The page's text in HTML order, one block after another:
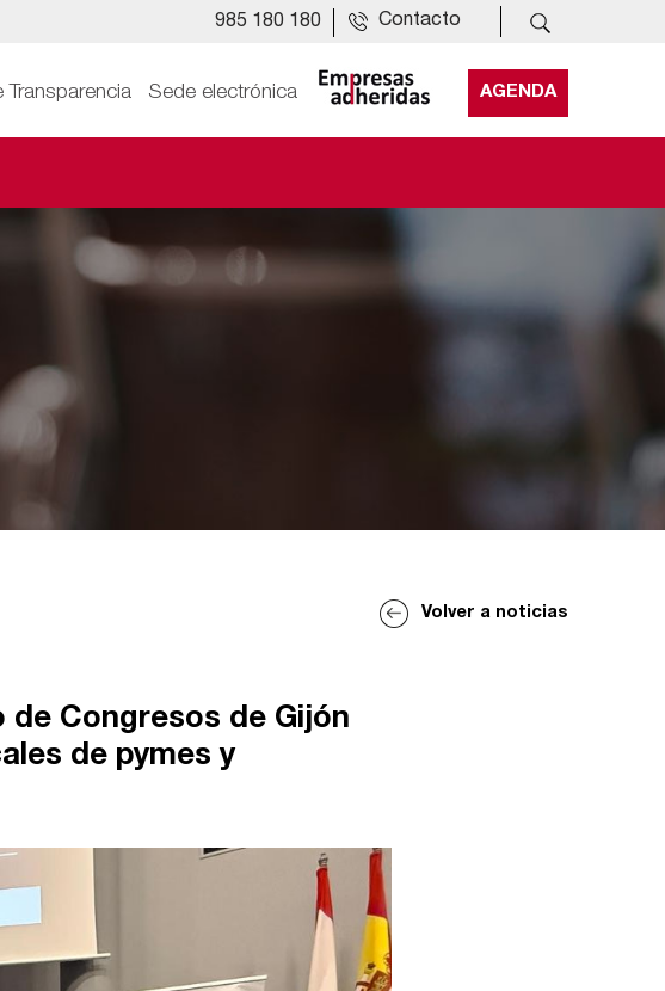
985 180 180 Contacto
Transparencia Sede electrónica AGENDA
Volver a noticias
de Congresos de Gijón
de pymes y